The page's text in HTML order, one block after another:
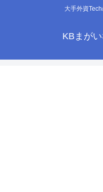
大手外資
KBまが